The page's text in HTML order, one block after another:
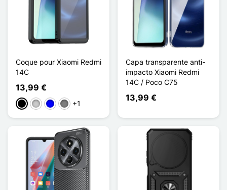
Coque pour Xiaomi Redmi
14C
13,99 €
PretoTransparente
AzulGris Transparent
+1
Capa transparente anti-
impacto Xiaomi Redmi
14C / Poco C75
13,99 €